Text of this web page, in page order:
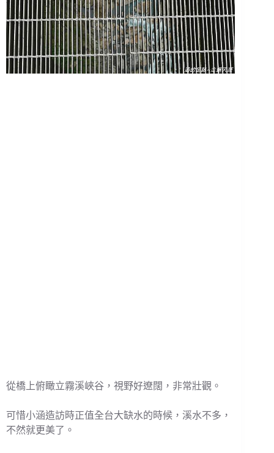
從橋上俯瞰立霧溪峽谷，視野好遼闊，非常壯觀。
可惜小涵造訪時正值全台大缺水的時候，溪水不多，
不然就更美了。